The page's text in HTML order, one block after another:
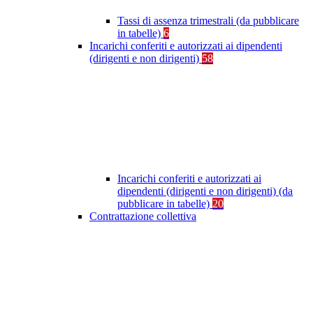
Tassi di assenza trimestrali (da pubblicare
in tabelle) 6
Incarichi conferiti e autorizzati ai dipendenti
(dirigenti e non dirigenti) 58
Incarichi conferiti e autorizzati ai
dipendenti (dirigenti e non dirigenti) (da
pubblicare in tabelle) 20
Contrattazione collettiva